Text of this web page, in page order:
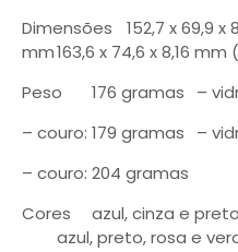
Dimensões
152,7 x 69,9 x
mm163,6 x 74,6 x 8,16
Peso
176 gramas
–
– couro: 179 gramas
–
– couro: 204 gramas
Cores
azul, cinza e preto
azul, preto, rosa e